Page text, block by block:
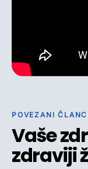
POVEZANI
Vaše
zdraviji